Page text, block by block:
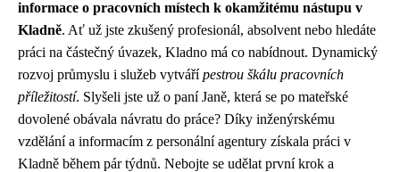
informace o pracovních místech k okamžitému nástupu v
Kladně. Ať už jste zkušený profesionál, absolvent nebo hledáte
práci na částečný úvazek, Kladno má co nabídnout. Dynamický
rozvoj průmyslu i služeb vytvářípestrou škálu pracovních
příležitostí. Slyšeli jste už o paní Janě, která se po mateřské
dovolené obávala návratu do práce? Díky inženýrskému
vzdělání a informacím z personální agentury získala práci v
Kladně během pár týdnů. Nebojte se udělat první krok a